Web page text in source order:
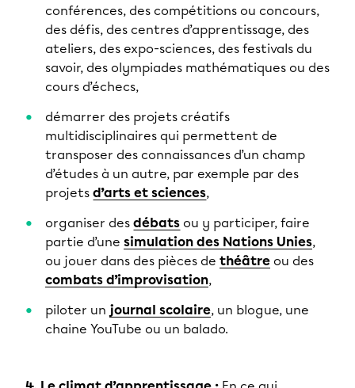
conférences, des compétitions ou concours,
des défis, des centres d’apprentissage, des
ateliers, des expo-sciences, des festivals du
savoir, des olympiades mathématiques ou des
cours d’échecs,
démarrer des projets créatifs
multidisciplinaires qui permettent de
transposer des connaissances d’un champ
d’études à un autre, par exemple par des
projets d’arts et sciences,
organiser des débats ou y participer, faire
partie d’une simulation des Nations Unies,
ou jouer dans des pièces de théâtre ou des
combats d’improvisation,
piloter un journal scolaire, un blogue, une
chaine YouTube ou un balado.